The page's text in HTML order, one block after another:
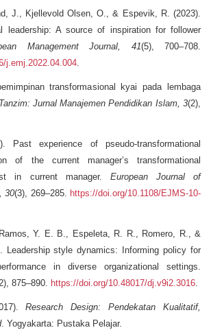
J., Kjellevold Olsen, O., & Espevik, R. (2023).
leadership: A source of inspiration for follower
Management Journal, 41(5), 700–708.
j.emj.2022.04.004.
transformasional kyai pada lembaga
Jurnal Manajemen Pendidikan Islam, 3(2),
Past experience of pseudo-transformational
of the current manager’s transformational
in current manager. European Journal of
30(3), 269–285. https://doi.org/10.1108/EJMS-10-
Y. E. B., Espeleta, R. R., Romero, R., &
Leadership style dynamics: Informing policy for
in diverse organizational settings.
875–890. https://doi.org/10.48017/dj.v9i2.3016.
Research Design: Pendekatan Kualitatif,
. Yogyakarta: Pustaka Pelajar.